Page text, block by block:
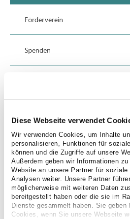
Diese Webseite verwendet
Wir verwenden Cookies, um Inhalte
personalisieren, Funktionen für
können und die Zugriffe auf unsere
Außerdem geben wir Informationen
Website an unsere Partner für soziale
Analysen weiter. Unsere Partner
möglicherweise mit weiteren Daten
bereitgestellt haben oder die sie im
Dienste gesammelt haben. Sie geben
Cookies, wenn Sie unsere Webseite
Förderverein
Spenden
Datenschutz
Impressum